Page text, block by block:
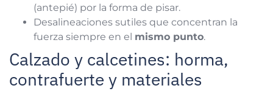
(antepié) por la forma de pisar.
Desalineaciones sutiles que concentran la
fuerza siempre en el mismo punto.
Calzado y calcetines: horma,
contrafuerte y materiales